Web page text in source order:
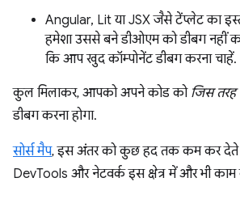
Angular, Lit या JSX जैसे टेंप्लेट का
हमेशा उससे बने डीओएम को डीबग नहीं
कि आप खुद कॉम्पोनेंट डीबग करना चाहें.
कुल मिलाकर, आपको अपने कोड को जिस
डीबग करना होगा.
सोर्स मैप, इस अंतर को कुछ हद तक कम कर देते
DevTools और नेटवर्क इस क्षेत्र में और भी